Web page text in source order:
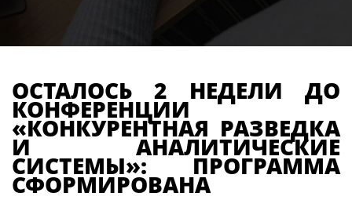
ОСТАЛОСЬ 2 НЕДЕЛИ ДО
КОНФЕРЕНЦИИ
«КОНКУРЕНТНАЯ РАЗВЕДКА
И АНАЛИТИЧЕСКИЕ
СИСТЕМЫ»: ПРОГРАММА
СФОРМИРОВАНА